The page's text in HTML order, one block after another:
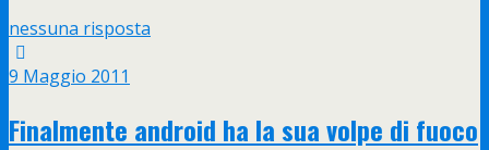
nessuna risposta
9 Maggio 2011
Finalmente android ha la sua volpe di fuoco